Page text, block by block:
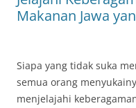
Makanan Jawa
Siapa yang tidak suka
semua orang
menjelajahi